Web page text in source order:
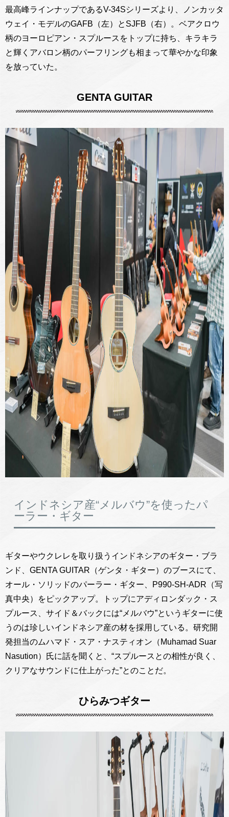
最高峰ラインナップであるV-34Sシリーズより、ノンカッタ
ウェイ・モデルのGAFB（左）とSJFB（右）。ベアクロウ
柄のヨーロピアン・スプルースをトップに持ち、キラキラ
と輝くアバロン柄のパーフリングも相まって華やかな印象
を放っていた。
GENTA GUITAR
インドネシア産“メルバウ”を使ったパ
ーラー・ギター
ギターやウクレレを取り扱うインドネシアのギター・ブラ
ンド、GENTA GUITAR（ゲンタ・ギター）のブースにて、
オール・ソリッドのパーラー・ギター、P990-SH-ADR（写
真中央）をピックアップ。トップにアディロンダック・ス
プルース、サイド＆バックには“メルバウ”というギターに使
うのは珍しいインドネシア産の材を採用している。研究開
発担当のムハマド・スア・ナスティオン（Muhamad Suar
Nasution）氏に話を聞くと、“スプルースとの相性が良く、
クリアなサウンドに仕上がった”とのことだ。
ひらみつギター